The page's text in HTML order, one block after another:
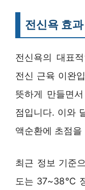
전신욕 효
전신욕의 대표
전신 근육 이완
뜻하게 만들면
점입니다. 이와
액순환에 초점을
최근 정보 기준
도는 37~38℃